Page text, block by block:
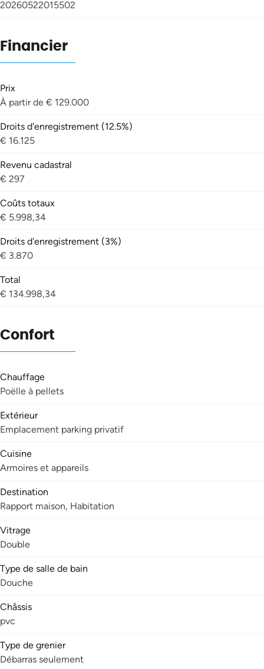
20260522015502
Financier
Prix
À partir de € 129.000
Droits d'enregistrement (12.5%)
€ 16.125
Revenu cadastral
€ 297
Coûts totaux
€ 5.998,34
Droits d'enregistrement (3%)
€ 3.870
Total
€ 134.998,34
Confort
Chauffage
Poëlle à pellets
Extérieur
Emplacement parking privatif
Cuisine
Armoires et appareils
Destination
Rapport maison, Habitation
Vitrage
Double
Type de salle de bain
Douche
Châssis
pvc
Type de grenier
Débarras seulement